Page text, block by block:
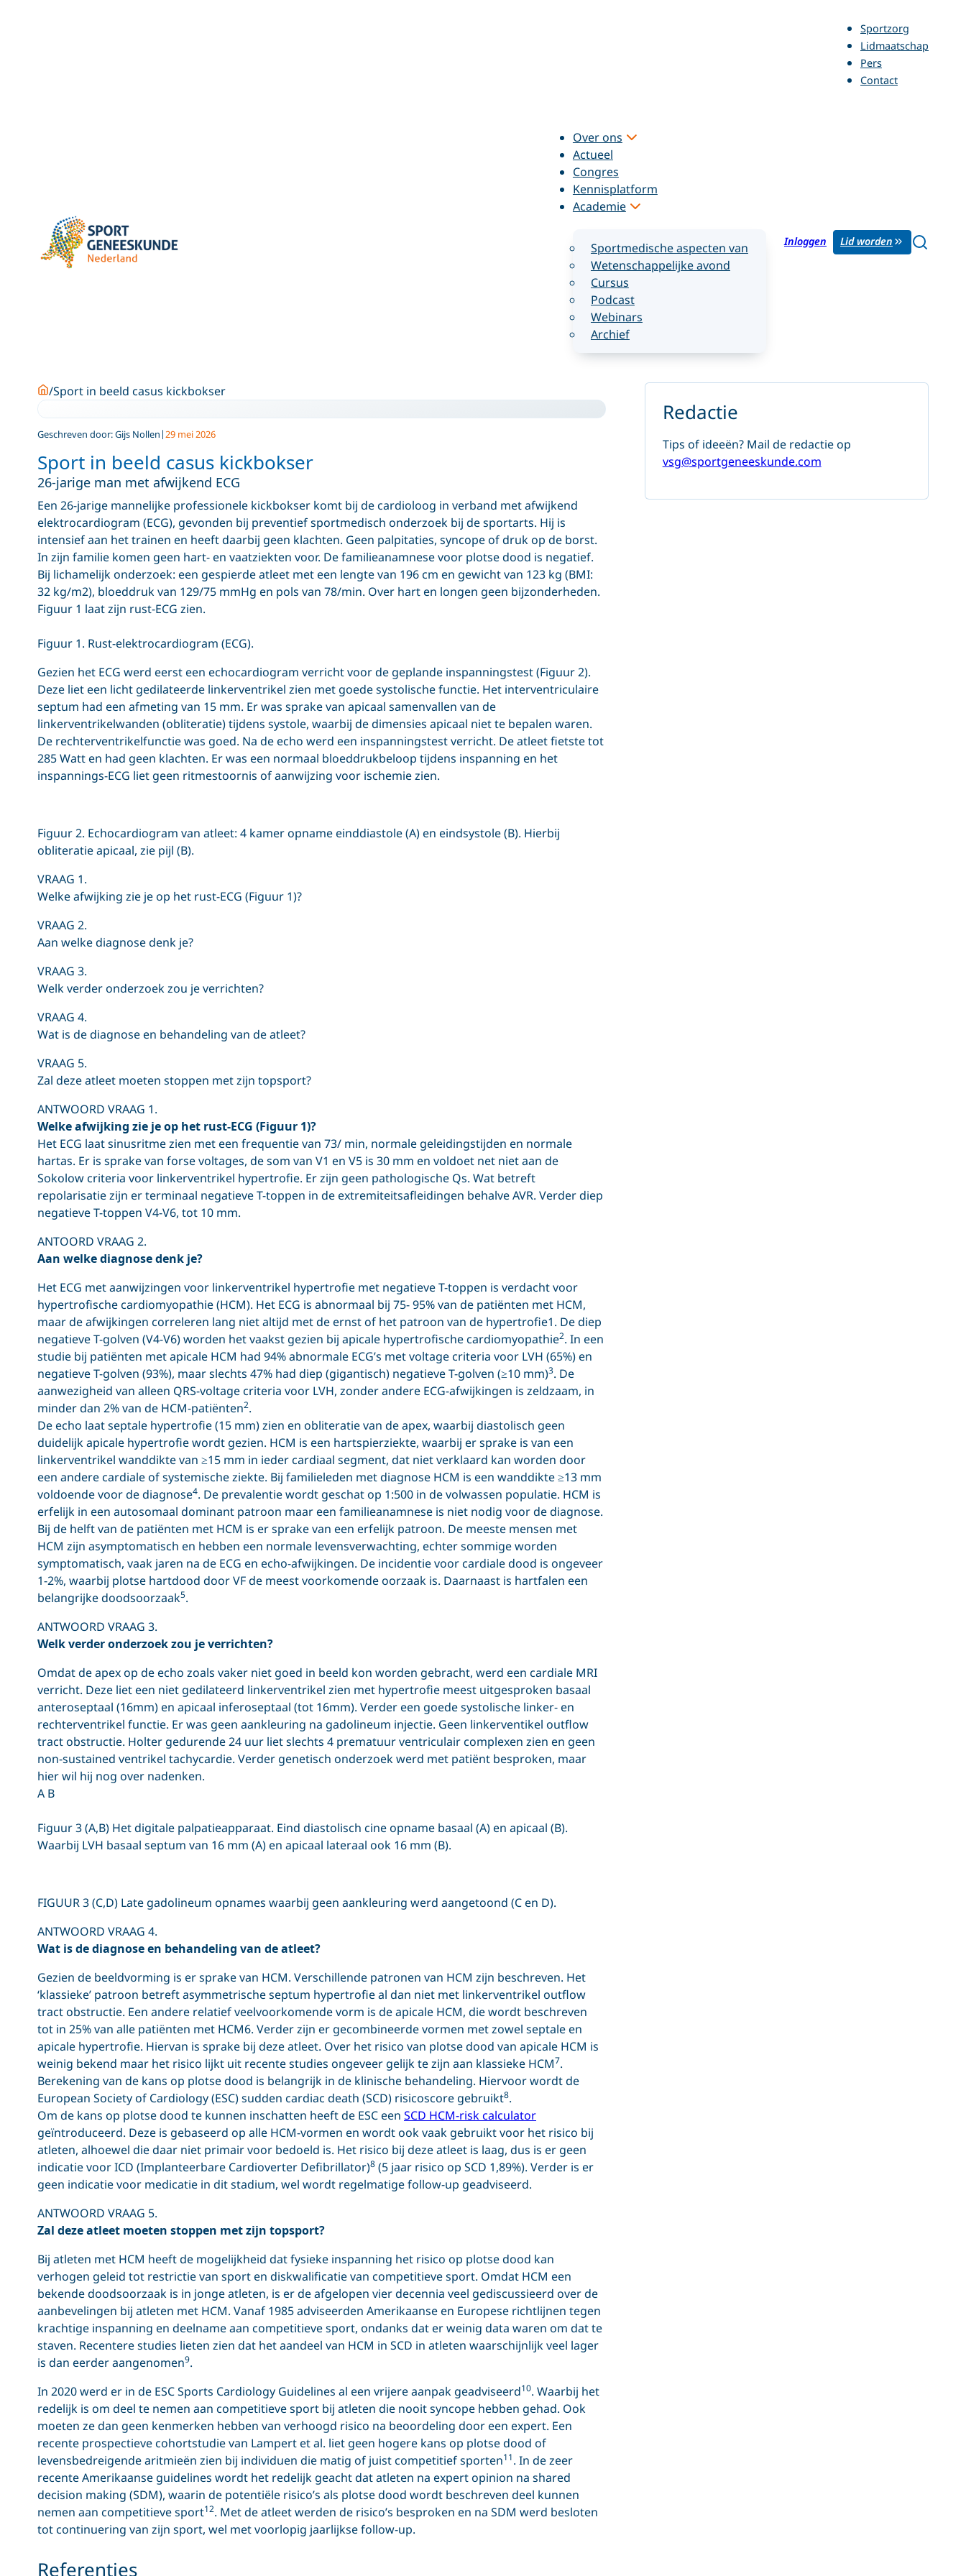
Sportzorg
Lidmaatschap
Pers
Contact
Over ons
Actueel
Congres
Kennisplatform
Academie
Sportmedische aspecten van
Wetenschappelijke avond
Cursus
Podcast
Webinars
Archief
Inloggen Lid worden
HomeSport in beeld casus kickbokser
Sport in beeld casus kickbokser
Geschreven door: Gijs Nollen 29 mei 2026
26-jarige man met afwijkend ECG
Een 26-jarige mannelijke professionele kickbokser komt bij de cardioloog in verband met afwijkend
elektrocardiogram (ECG), gevonden bij preventief sportmedisch onderzoek bij de sportarts. Hij is
intensief aan het trainen en heeft daarbij geen klachten. Geen palpitaties, syncope of druk op de borst.
In zijn familie komen geen hart- en vaatziekten voor. De familieanamnese voor plotse dood is negatief.
Bij lichamelijk onderzoek: een gespierde atleet met een lengte van 196 cm en gewicht van 123 kg (BMI:
32 kg/m2), bloeddruk van 129/75 mmHg en pols van 78/min. Over hart en longen geen bijzonderheden.
Figuur 1 laat zijn rust-ECG zien.
Figuur 1. Rust-elektrocardiogram (ECG).
Gezien het ECG werd eerst een echocardiogram verricht voor de geplande inspanningstest (Figuur 2).
Deze liet een licht gedilateerde linkerventrikel zien met goede systolische functie. Het interventriculaire
septum had een afmeting van 15 mm. Er was sprake van apicaal samenvallen van de
linkerventrikelwanden (obliteratie) tijdens systole, waarbij de dimensies apicaal niet te bepalen waren.
De rechterventrikelfunctie was goed. Na de echo werd een inspanningstest verricht. De atleet fietste tot
285 Watt en had geen klachten. Er was een normaal bloeddrukbeloop tijdens inspanning en het
inspannings-ECG liet geen ritmestoornis of aanwijzing voor ischemie zien.
Figuur 2. Echocardiogram van atleet: 4 kamer opname einddiastole (A) en eindsystole (B). Hierbij
obliteratie apicaal, zie pijl (B).
VRAAG 1.
Welke afwijking zie je op het rust-ECG (Figuur 1)?
VRAAG 2.
Aan welke diagnose denk je?
VRAAG 3.
Welk verder onderzoek zou je verrichten?
VRAAG 4.
Wat is de diagnose en behandeling van de atleet?
VRAAG 5.
Zal deze atleet moeten stoppen met zijn topsport?
ANTWOORD VRAAG 1.
Welke afwijking zie je op het rust-ECG (Figuur 1)?
Het ECG laat sinusritme zien met een frequentie van 73/ min, normale geleidingstijden en normale
hartas. Er is sprake van forse voltages, de som van V1 en V5 is 30 mm en voldoet net niet aan de
Sokolow criteria voor linkerventrikel hypertrofie. Er zijn geen pathologische Qs. Wat betreft
repolarisatie zijn er terminaal negatieve T-toppen in de extremiteitsafleidingen behalve AVR. Verder diep
negatieve T-toppen V4-V6, tot 10 mm.
ANTOORD VRAAG 2.
Aan welke diagnose denk je?
Het ECG met aanwijzingen voor linkerventrikel hypertrofie met negatieve T-toppen is verdacht voor
hypertrofische cardiomyopathie (HCM). Het ECG is abnormaal bij 75- 95% van de patiënten met HCM,
maar de afwijkingen correleren lang niet altijd met de ernst of het patroon van de hypertrofie1. De diep
negatieve T-golven (V4-V6) worden het vaakst gezien bij apicale hypertrofische cardiomyopathie2. In een
studie bij patiënten met apicale HCM had 94% abnormale ECG’s met voltage criteria voor LVH (65%) en
negatieve T-golven (93%), maar slechts 47% had diep (gigantisch) negatieve T-golven (≥10 mm)3. De
aanwezigheid van alleen QRS-voltage criteria voor LVH, zonder andere ECG-afwijkingen is zeldzaam, in
minder dan 2% van de HCM-patiënten2.
De echo laat septale hypertrofie (15 mm) zien en obliteratie van de apex, waarbij diastolisch geen
duidelijk apicale hypertrofie wordt gezien. HCM is een hartspierziekte, waarbij er sprake is van een
linkerventrikel wanddikte van ≥15 mm in ieder cardiaal segment, dat niet verklaard kan worden door
een andere cardiale of systemische ziekte. Bij familieleden met diagnose HCM is een wanddikte ≥13 mm
voldoende voor de diagnose4. De prevalentie wordt geschat op 1:500 in de volwassen populatie. HCM is
erfelijk in een autosomaal dominant patroon maar een familieanamnese is niet nodig voor de diagnose.
Bij de helft van de patiënten met HCM is er sprake van een erfelijk patroon. De meeste mensen met
HCM zijn asymptomatisch en hebben een normale levensverwachting, echter sommige worden
symptomatisch, vaak jaren na de ECG en echo-afwijkingen. De incidentie voor cardiale dood is ongeveer
1-2%, waarbij plotse hartdood door VF de meest voorkomende oorzaak is. Daarnaast is hartfalen een
belangrijke doodsoorzaak5.
ANTWOORD VRAAG 3.
Welk verder onderzoek zou je verrichten?
Omdat de apex op de echo zoals vaker niet goed in beeld kon worden gebracht, werd een cardiale MRI
verricht. Deze liet een niet gedilateerd linkerventrikel zien met hypertrofie meest uitgesproken basaal
anteroseptaal (16mm) en apicaal inferoseptaal (tot 16mm). Verder een goede systolische linker- en
rechterventrikel functie. Er was geen aankleuring na gadolineum injectie. Geen linkerventikel outflow
tract obstructie. Holter gedurende 24 uur liet slechts 4 prematuur ventriculair complexen zien en geen
non-sustained ventrikel tachycardie. Verder genetisch onderzoek werd met patiënt besproken, maar
hier wil hij nog over nadenken.
A B
Figuur 3 (A,B) Het digitale palpatieapparaat. Eind diastolisch cine opname basaal (A) en apicaal (B).
Waarbij LVH basaal septum van 16 mm (A) en apicaal lateraal ook 16 mm (B).
FIGUUR 3 (C,D) Late gadolineum opnames waarbij geen aankleuring werd aangetoond (C en D).
ANTWOORD VRAAG 4.
Wat is de diagnose en behandeling van de atleet?
Gezien de beeldvorming is er sprake van HCM. Verschillende patronen van HCM zijn beschreven. Het
‘klassieke’ patroon betreft asymmetrische septum hypertrofie al dan niet met linkerventrikel outflow
tract obstructie. Een andere relatief veelvoorkomende vorm is de apicale HCM, die wordt beschreven
tot in 25% van alle patiënten met HCM6. Verder zijn er gecombineerde vormen met zowel septale en
apicale hypertrofie. Hiervan is sprake bij deze atleet. Over het risico van plotse dood van apicale HCM is
weinig bekend maar het risico lijkt uit recente studies ongeveer gelijk te zijn aan klassieke HCM7.
Berekening van de kans op plotse dood is belangrijk in de klinische behandeling. Hiervoor wordt de
European Society of Cardiology (ESC) sudden cardiac death (SCD) risicoscore gebruikt8.
Om de kans op plotse dood te kunnen inschatten heeft de ESC een SCD HCM-risk calculator
geïntroduceerd. Deze is gebaseerd op alle HCM-vormen en wordt ook vaak gebruikt voor het risico bij
atleten, alhoewel die daar niet primair voor bedoeld is. Het risico bij deze atleet is laag, dus is er geen
indicatie voor ICD (Implanteerbare Cardioverter Defibrillator)8 (5 jaar risico op SCD 1,89%). Verder is er
geen indicatie voor medicatie in dit stadium, wel wordt regelmatige follow-up geadviseerd.
ANTWOORD VRAAG 5.
Zal deze atleet moeten stoppen met zijn topsport?
Bij atleten met HCM heeft de mogelijkheid dat fysieke inspanning het risico op plotse dood kan
verhogen geleid tot restrictie van sport en diskwalificatie van competitieve sport. Omdat HCM een
bekende doodsoorzaak is in jonge atleten, is er de afgelopen vier decennia veel gediscussieerd over de
aanbevelingen bij atleten met HCM. Vanaf 1985 adviseerden Amerikaanse en Europese richtlijnen tegen
krachtige inspanning en deelname aan competitieve sport, ondanks dat er weinig data waren om dat te
staven. Recentere studies lieten zien dat het aandeel van HCM in SCD in atleten waarschijnlijk veel lager
is dan eerder aangenomen9.
In 2020 werd er in de ESC Sports Cardiology Guidelines al een vrijere aanpak geadviseerd10. Waarbij het
redelijk is om deel te nemen aan competitieve sport bij atleten die nooit syncope hebben gehad. Ook
moeten ze dan geen kenmerken hebben van verhoogd risico na beoordeling door een expert. Een
recente prospectieve cohortstudie van Lampert et al. liet geen hogere kans op plotse dood of
levensbedreigende aritmieën zien bij individuen die matig of juist competitief sporten11. In de zeer
recente Amerikaanse guidelines wordt het redelijk geacht dat atleten na expert opinion na shared
decision making (SDM), waarin de potentiële risico’s als plotse dood wordt beschreven deel kunnen
nemen aan competitieve sport12. Met de atleet werden de risico’s besproken en na SDM werd besloten
tot continuering van zijn sport, wel met voorlopig jaarlijkse follow-up.
Referenties
Redactie
Tips of ideeën? Mail de redactie op
vsg@sportgeneeskunde.com